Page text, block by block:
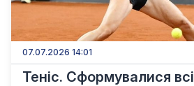
07.07.2026 14:01
Теніс. Сформувалися всі